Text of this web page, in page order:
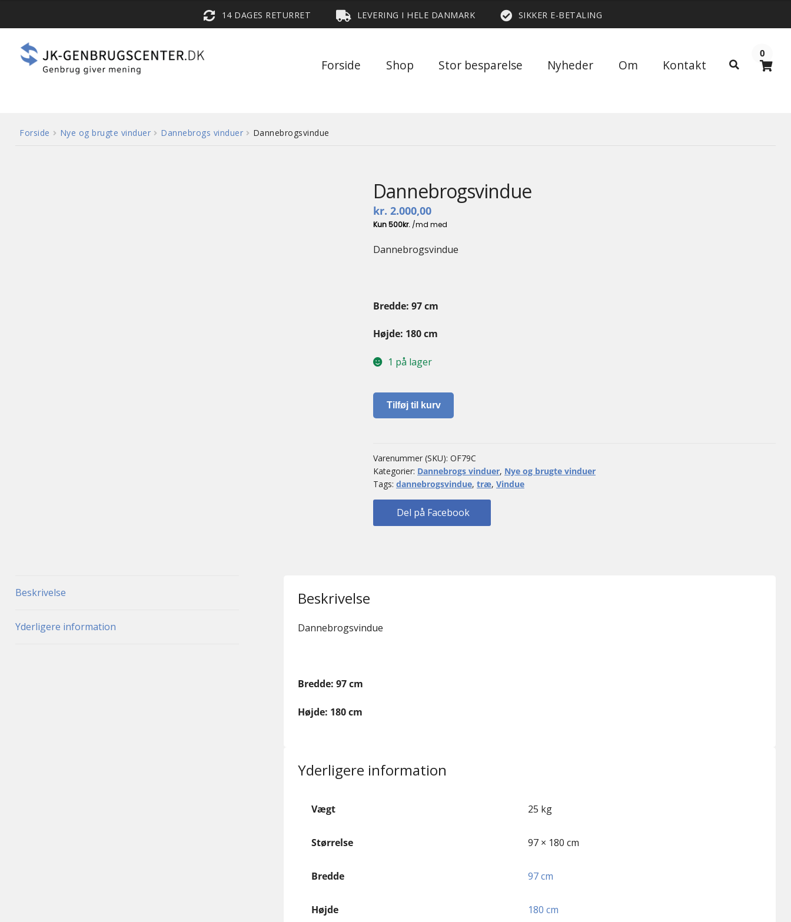
14 DAGES RETURRET LEVERING I HELE DANMARK SIKKER E-BETALING
Forside Shop Stor besparelse Nyheder Om Kontakt
Søg
0
Forside Nye og brugte vinduer Dannebrogs vinduer Dannebrogsvindue
Dannebrogsvindue
kr. 2.000,00
Dannebrogsvindue
Bredde: 97 cm
Højde: 180 cm
1 på lager
Dannebrogsvindue
antal
Tilføj til kurv
Varenummer (SKU): OF79C
Kategorier: Dannebrogs vinduer, Nye og brugte vinduer
Tags: dannebrogsvindue, træ, Vindue
Del på Facebook
Beskrivelse
Yderligere information
Beskrivelse
Dannebrogsvindue
Bredde: 97 cm
Højde: 180 cm
Yderligere information
Vægt 25 kg
Størrelse 97 × 180 cm
Bredde 97 cm
Højde 180 cm